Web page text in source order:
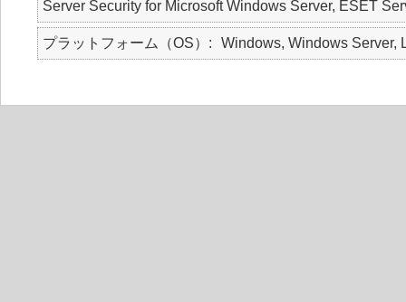
Server Security for Microsoft Windows Server, ESET
プラットフォーム（OS） Windows, Windows Server,